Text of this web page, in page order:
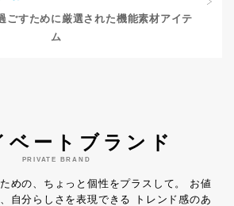
ごすために 厳選された機能素材アイテ
ム
ベートブランド
PRIVATE BRAND
めの、ちょっと個性をプラスして。
お値
自分らしさを表現できる
トレンド感のあ